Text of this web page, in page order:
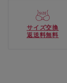
サイズ交換
返送料無料